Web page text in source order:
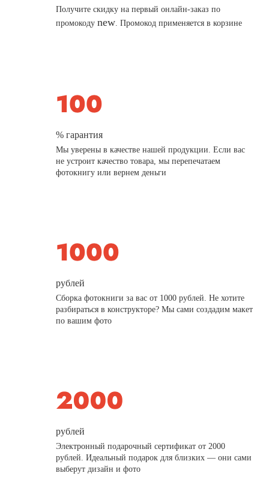
Получите скидку на первый онлайн-заказ по
промокодуnew. Промокод применяется в корзине
% гарантия
Мы уверены в качестве нашей продукции. Если вас
не устроит качество товара, мы перепечатаем
фотокнигу или вернем деньги
рублей
Сборка фотокниги за вас от 1000 рублей. Не хотите
разбираться в конструкторе? Мы сами создадим макет
по вашим фото
рублей
Электронный подарочный сертификат от 2000
рублей. Идеальный подарок для близких — они сами
выберут дизайн и фото